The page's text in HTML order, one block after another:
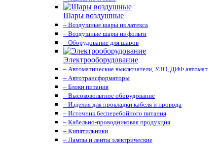
Шары воздушные
– Воздушные шары из латекса
– Воздушные шары из фольги
– Оборудование для шаров
Электрооборудование
– Автоматические выключатели, УЗО, ДИФ автомат
– Автотрансформаторы
– Блоки питания
– Высоковольтное оборудование
– Изделия для прокладки кабеля и провода
– Источник бесперебойного питания
– Кабельно-проводниковая продукция
– Кипятильники
– Лампы и ленты электрические